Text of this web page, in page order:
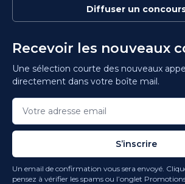
Diffuser un
Recevoir les nouveaux
Une sélection courte des nouveaux
directement dans votre boîte mail.
S’inscrire
Un email de confirmation vous sera envoyé.
pensez à vérifier les spams ou l’onglet